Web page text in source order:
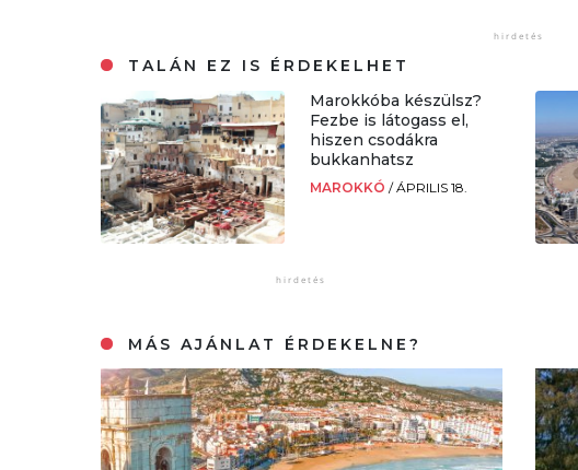
TALÁN EZ IS ÉRDEKELHET
Marokkóba készülsz?
Fezbe is látogass el,
hiszen csodákra
bukkanhatsz
MAROKKÓ/ÁPRILIS 18.
MÁS AJÁNLAT ÉRDEKELNE?